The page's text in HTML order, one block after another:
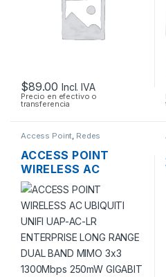
$89.00 Incl. IVA
Precio en efectivo o
transferencia
Access Point Redes
ACCESS POINT
WIRELESS AC
UBIQUITI UNIFI UAP-
AC-LR ENTERPRISE
LONG RANGE DUAL
BAND MIMO 3×3
1300MBPS 250MW
GIGABIT TECHO +
POE